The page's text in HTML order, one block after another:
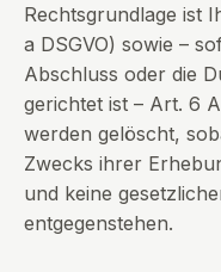
Rechtsgrundlage ist
a DSGVO) sowie –
Abschluss oder die
gerichtet ist – Art. 6
werden gelöscht,
Zwecks ihrer
und keine
entgegenstehen.